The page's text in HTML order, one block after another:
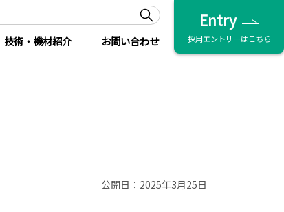
技術・機材紹介 お問い合わせ
Entry
採用エントリーはこちら
公開日：2025年3月25日